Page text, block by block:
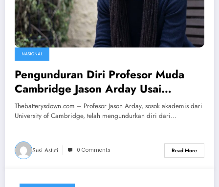
NASIONAL
Pengunduran Diri Profesor Muda
Cambridge Jason Arday Usai
Skandal
Thebatterysdown.com – Profesor Jason Arday, sosok akademis dari
University of Cambridge, telah mengundurkan diri dari…
Susi Astuti 0 Comments Read More